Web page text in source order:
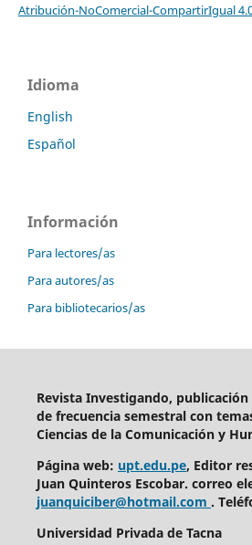
Atribución-NoComercial-CompartirIgual
Idioma
English
Español
Información
Para lectores/as
Para autores/as
Para bibliotecarios/as
Revista Investigando,
de frecuencia semestral con
Ciencias de la Comunicación y
Página web: upt.edu.pe, Editor
Juan Quinteros Escobar. correo
juanquiciber@hotmail.com . T
Universidad Privada de Tacna